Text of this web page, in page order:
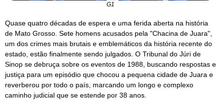
G1
Quase quatro décadas de espera e uma ferida aberta na história
de Mato Grosso. Sete homens acusados pela "Chacina de Juara",
um dos crimes mais brutais e emblemáticos da história recente do
estado, estão finalmente sendo julgados. O Tribunal do Júri de
Sinop se debruça sobre os eventos de 1988, buscando respostas e
justiça para um episódio que chocou a pequena cidade de Juara e
reverberou por todo o país, marcando um longo e complexo
caminho judicial que se estende por 38 anos.